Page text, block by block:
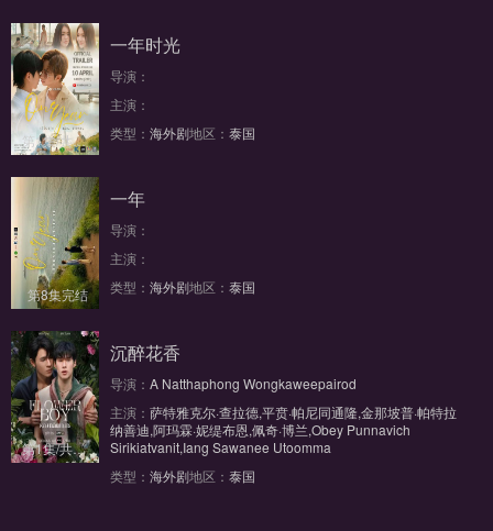
第1集/共10集
一年时光
导演：
主演：
类型： 海外剧地区： 泰国
第8集完结
一年
导演：
主演：
类型： 海外剧地区： 泰国
第1集/共8集
沉醉花香
导演： A Natthaphong Wongkaweepairod
主演： 萨特雅克尔·查拉德,平贲·帕尼同通隆,金那坡普·帕特拉
纳善迪,阿玛霖·妮缇布恩,佩奇·博兰,Obey Punnavich
Sirikiatvanit,Iang Sawanee Utoomma
类型： 海外剧地区： 泰国